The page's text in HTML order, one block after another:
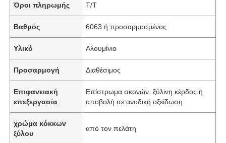
Όροι πληρωμής T/T
Βαθμός 6063 ή προσαρμοσμένος
Υλικό Αλουμίνιο
Προσαρμογή Διαθέσιμος
Επιφανειακή
επεξεργασία
Επίστρωμα σκονών, ξύλινη κέρδος ή
υποβολή σε ανοδική οξείδωση
χρώμα κόκκων
ξύλου
από τον πελάτη